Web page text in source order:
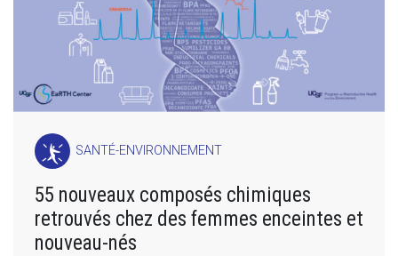
SANTÉ-ENVIRONNEMENT
55 nouveaux composés chimiques
retrouvés chez des femmes enceintes et
nouveau-nés